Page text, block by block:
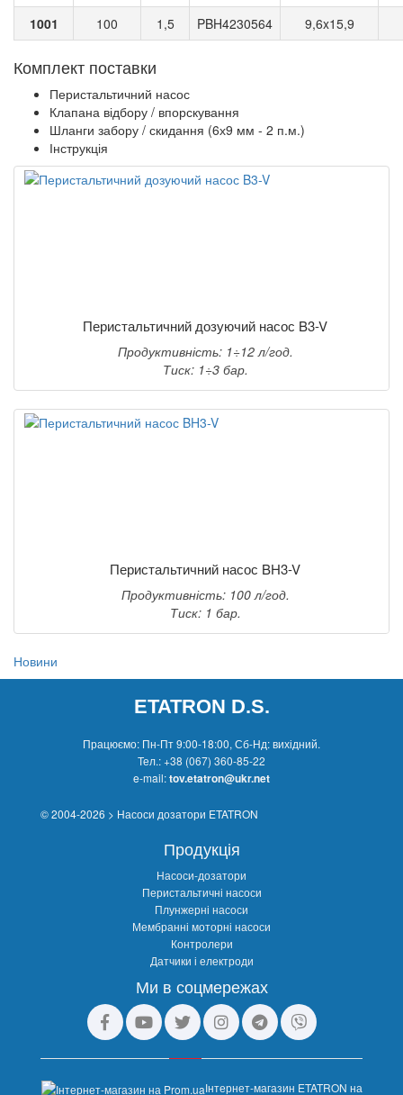
1001
100 1,5 PBH4230564 9,6x15,9
Комплект поставки
Перистальтичний насос
Клапана відбору / впорскування
Шланги забору / скидання (6х9 мм - 2 п.м.)
Інструкція
Перистальтичний дозуючий насос B3-V
Продуктивність: 1÷12 л/год.
Тиск: 1÷3 бар.
Перистальтичний насос BH3-V
Продуктивність: 100 л/год.
Тиск: 1 бар.
Новини
ETATRON D.S.
Працюємо: Пн-Пт 9:00-18:00, Сб-Нд: вихідний.
Тел.:+38 (067) 360-85-22
e-mail:tov.etatron@ukr.net
© 2004-2026 > Насоси дозатори ETATRON
Продукція
Насоси-дозатори
Перистальтичні насоси
Плунжерні насоси
Мембранні моторні насоси
Контролери
Датчики і електроди
Ми в соцмережах
Інтернет-магазин ETATRON на